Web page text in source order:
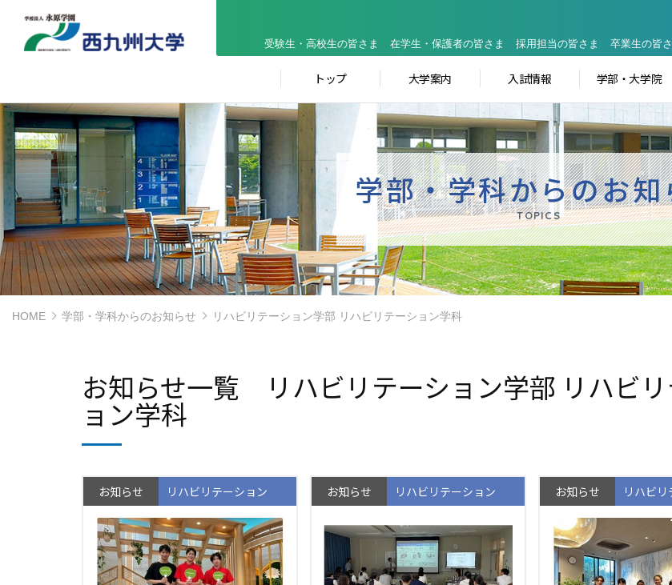
受験生・高校生の皆さま 在学生・保護者の皆さま 採用担当の皆さま 卒業生の皆
トップ 大学案内 入試情報 学部・大学院
学部・学科からのお知
TOPICS
HOME 学部・学科からのお知らせ リハビリテーション学部 リハビリテーション学科
お知らせ一覧 リハビリテーション学部 リハビリ
ョン学科
お知らせ リハビリテーション お知らせ リハビリテーション お知らせ リハビ